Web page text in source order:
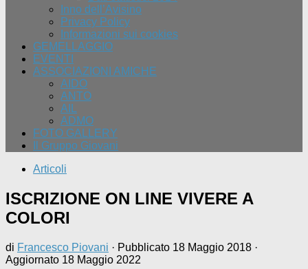
Inno dell’Avisino
Privacy Policy
Informazioni sui cookies
GEMELLAGGIO
EVENTI
ASSOCIAZIONI AMICHE
AIDO
ANTO
AIL
ADMO
FOTO GALLERY
Il Gruppo Giovani
Articoli
ISCRIZIONE ON LINE VIVERE A
COLORI
di Francesco Piovani · Pubblicato 18 Maggio 2018 ·
Aggiornato 18 Maggio 2022